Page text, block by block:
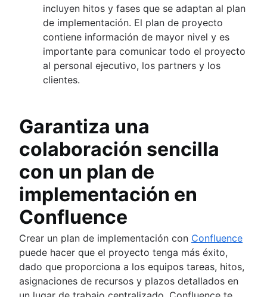
incluyen hitos y fases que se adaptan al plan
de implementación. El plan de proyecto
contiene información de mayor nivel y es
importante para comunicar todo el proyecto
al personal ejecutivo, los partners y los
clientes.
Garantiza una
colaboración sencilla
con un plan de
implementación en
Confluence
Crear un plan de implementación con Confluence
puede hacer que el proyecto tenga más éxito,
dado que proporciona a los equipos tareas, hitos,
asignaciones de recursos y plazos detallados en